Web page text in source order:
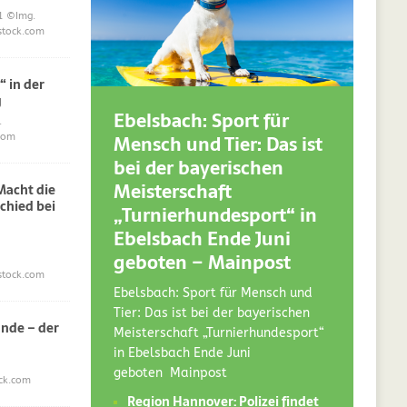
©Img.
in der
die
bei
– der
Ebelsbach: Sport für
Mensch und Tier: Das ist
bei der bayerischen
Meisterschaft
„Turnierhundesport“ in
Ebelsbach Ende Juni
geboten – Mainpost
Ebelsbach: Sport für Mensch und
Tier: Das ist bei der bayerischen
Meisterschaft „Turnierhundesport“
in Ebelsbach Ende Juni
geboten Mainpost
Region Hannover: Polizei findet